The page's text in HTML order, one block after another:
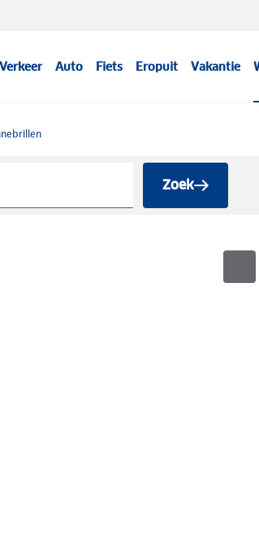
Verkeer Auto Fiets Eropuit Vakantie
Zoek